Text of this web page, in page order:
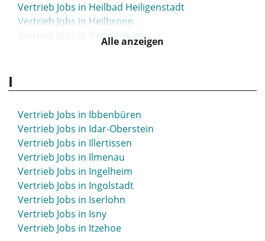
Vertrieb Jobs in Heilbad Heiligenstadt
Vertrieb Jobs in Heilbronn
Vertrieb Jobs in Heiligenhafen
Vertrieb Jobs in Hemer
Vertrieb Jobs in Hennef
Vertrieb Jobs in Hennigsdorf
Vertrieb Jobs in Herborn
Vertrieb Jobs in Herdecke
Vertrieb Jobs in Herford
Vertrieb Jobs in Herne
Vertrieb Jobs in Herrenberg
Vertrieb Jobs in Herten
Vertrieb Jobs in Herzogenaurach
Alle anzeigen
I
Vertrieb Jobs in Ibbenbüren
Vertrieb Jobs in Idar-Oberstein
Vertrieb Jobs in Illertissen
Vertrieb Jobs in Ilmenau
Vertrieb Jobs in Ingelheim
Vertrieb Jobs in Ingolstadt
Vertrieb Jobs in Iserlohn
Vertrieb Jobs in Isny
Vertrieb Jobs in Itzehoe